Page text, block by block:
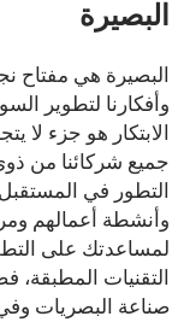
البصيرة
البصيرة هي مفتاح
وأفكارنا لتطوير
الابتكار هو جزء لا
جميع شركائنا من
التطور في
لمساعدتك على
التقنيات المطبقة،
صناعة البصريات وفي